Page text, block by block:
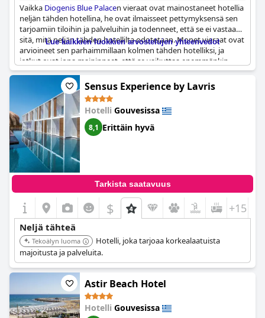
Vaikka Diogenis Blue Palacen vieraat ovat mainostaneet hotellia
neljän tähden hotellina, he ovat ilmaisseet pettymyksensä sen
tarjoamiin tiloihin ja palveluihin ja todenneet, että se ei vastaa
sitä, mitä neljän tähden hotellilta odotetaan. Monet vieraat ovat
arvioineet sen parhaimmillaan kolmen tähden hotelliksi, ja
jotkut ovat jopa maininneet, että se vaikuttaa enemmänkin
kahden tähden hotellilta. Huolestuneita oltiin all inclusive -
aterioiden laadusta ja monipuolisuudesta sekä huoneiden
yleisestä tasosta. Vieraat ovat myös korostaneet, että hotelli ei
ole maksetun hinnan arvoinen ja että neljän tähden luokitusta
ei pitäisi sisällyttää hotellin markkinointiin.
Lue kaikkien luokkien arvostelujen yhteenvedot
Sensus Experience by Lavris
Hotelli Gouvesissa
8,1 Erittäin hyvä
Tarkista saatavuus
$ +15
Neljä tähteä
Tekoälyn luoma
Hotelli, joka tarjoaa korkealaatuista
majoitusta ja palveluita.
Astir Beach Hotel
Hotelli Gouvesissa